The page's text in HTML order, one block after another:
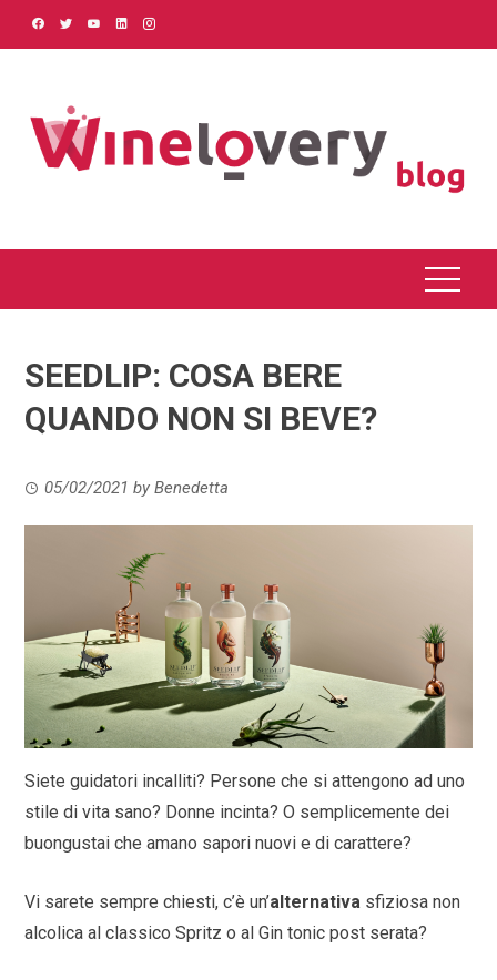
SEEDLIP: COSA BERE
QUANDO NON SI BEVE?
05/02/2021 byBenedetta
Siete guidatori incalliti? Persone che si attengono ad uno
stile di vita sano? Donne incinta? O semplicemente dei
buongustai che amano sapori nuovi e di carattere?
Vi sarete sempre chiesti, c’è un’alternativa sfiziosa non
alcolica al classico Spritz o al Gin tonic post serata?